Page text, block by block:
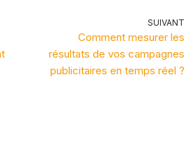
SUIVANT
Comment mesurer les
résultats de vos campagnes
publicitaires en temps réel ?